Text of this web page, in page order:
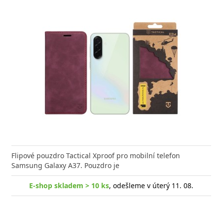
Flipové pouzdro Tactical Xproof pro mobilní telefon
Samsung Galaxy A37. Pouzdro je
E-shop skladem > 10 ks, odešleme v úterý 11. 08.